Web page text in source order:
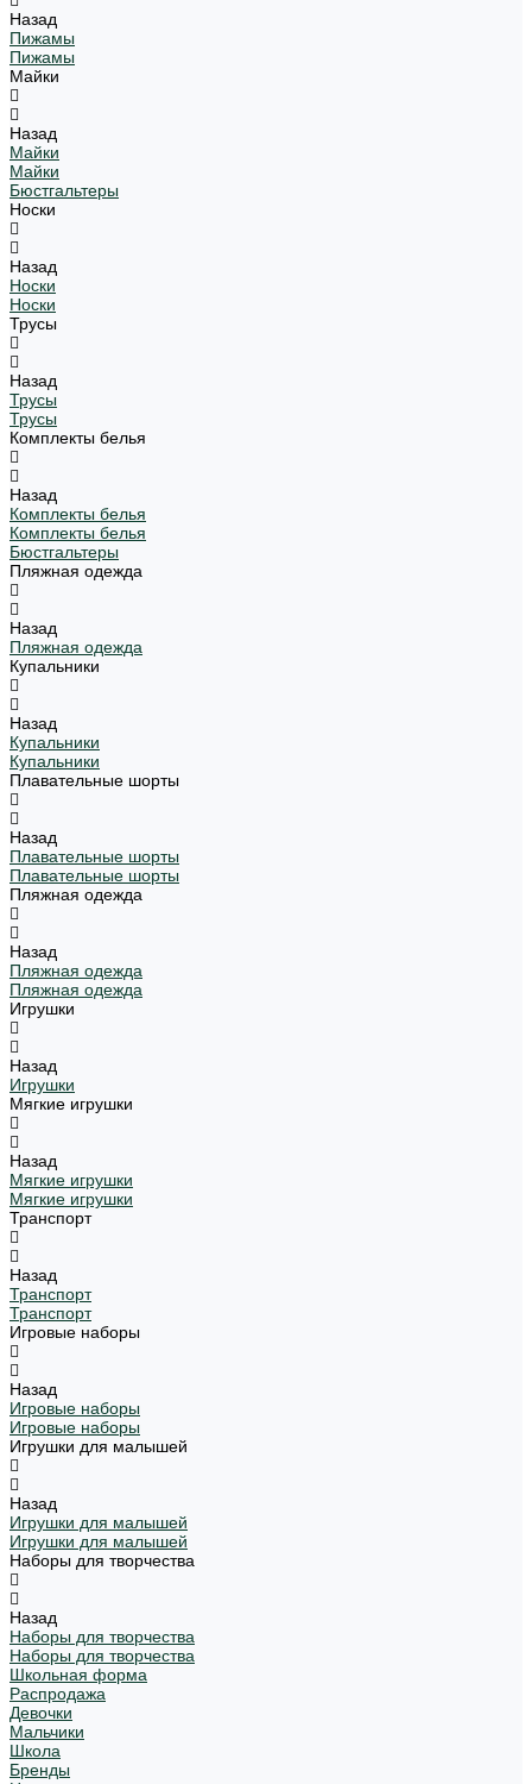
Назад
Пижамы
Пижамы
Майки
Назад
Майки
Майки
Бюстгальтеры
Носки
Назад
Носки
Носки
Трусы
Назад
Трусы
Трусы
Комплекты белья
Назад
Комплекты белья
Комплекты белья
Бюстгальтеры
Пляжная одежда
Назад
Пляжная одежда
Купальники
Назад
Купальники
Купальники
Плавательные шорты
Назад
Плавательные шорты
Плавательные шорты
Пляжная одежда
Назад
Пляжная одежда
Пляжная одежда
Игрушки
Назад
Игрушки
Мягкие игрушки
Назад
Мягкие игрушки
Мягкие игрушки
Транспорт
Назад
Транспорт
Транспорт
Игровые наборы
Назад
Игровые наборы
Игровые наборы
Игрушки для малышей
Назад
Игрушки для малышей
Игрушки для малышей
Наборы для творчества
Назад
Наборы для творчества
Наборы для творчества
Школьная форма
Распродажа
Девочки
Мальчики
Школа
Бренды